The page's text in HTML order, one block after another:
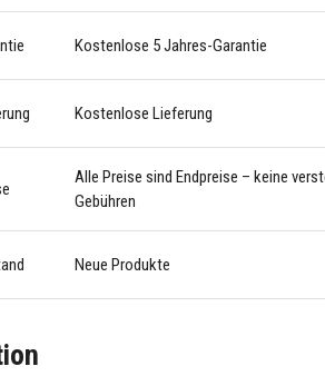
Kostenlose 5 Jahres-Garantie
Kostenlose Lieferung
Alle Preise sind Endpreise – keine
Gebühren
Neue Produkte